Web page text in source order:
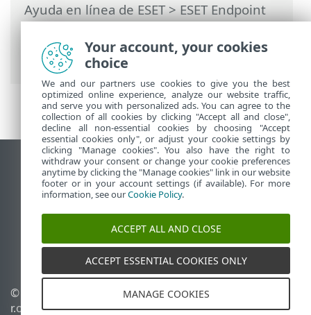
Ayuda en línea de ESET>ESET Endpoint
Security>Configuración avanzada>
Protecciones> Protección del acceso a la
Web>Control Web > Grupos por URL
Ver sitio para ordenador
End of Life
Base de conocimiento de ESET
Foro de ESET
ESET Status Portal
Soporte técnico regional
© 1992 - 2026 ESET, spol. s
r.o. Todos los derechos
Administrar cookies
Política de cookies
Your account, your cookies
choice
We and our partners use cookies to give you the best
optimized online experience, analyze our website traffic,
and serve you with personalized ads. You can agree to the
collection of all cookies by clicking "Accept all and close",
decline all non-essential cookies by choosing "Accept
essential cookies only", or adjust your cookie settings by
clicking "Manage cookies". You also have the right to
withdraw your consent or change your cookie preferences
anytime by clicking the "Manage cookies" link in our website
footer or in your account settings (if available). For more
information, see ourCookie Policy.
ACCEPT ALL AND CLOSE
ACCEPT ESSENTIAL COOKIES ONLY
MANAGE COOKIES